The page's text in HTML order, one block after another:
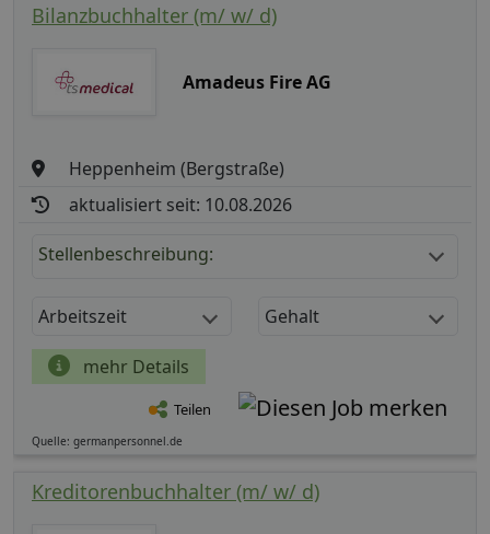
Bilanzbuchhalter (m/ w/ d)
Amadeus Fire AG
Heppenheim (Bergstraße)
aktualisiert seit: 10.08.2026
Stellenbeschreibung:
Arbeitszeit Gehalt
mehr Details
Teilen
Quelle: germanpersonnel.de
Kreditorenbuchhalter (m/ w/ d)